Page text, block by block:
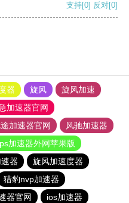
支持[0] 反对[0]
器 旋风
旋风加速
加速器官网
加速器官网
风驰加速器
加速器外网苹果版
器
旋风加速度器
猎豹nvp加速器
器官网 ios加速器